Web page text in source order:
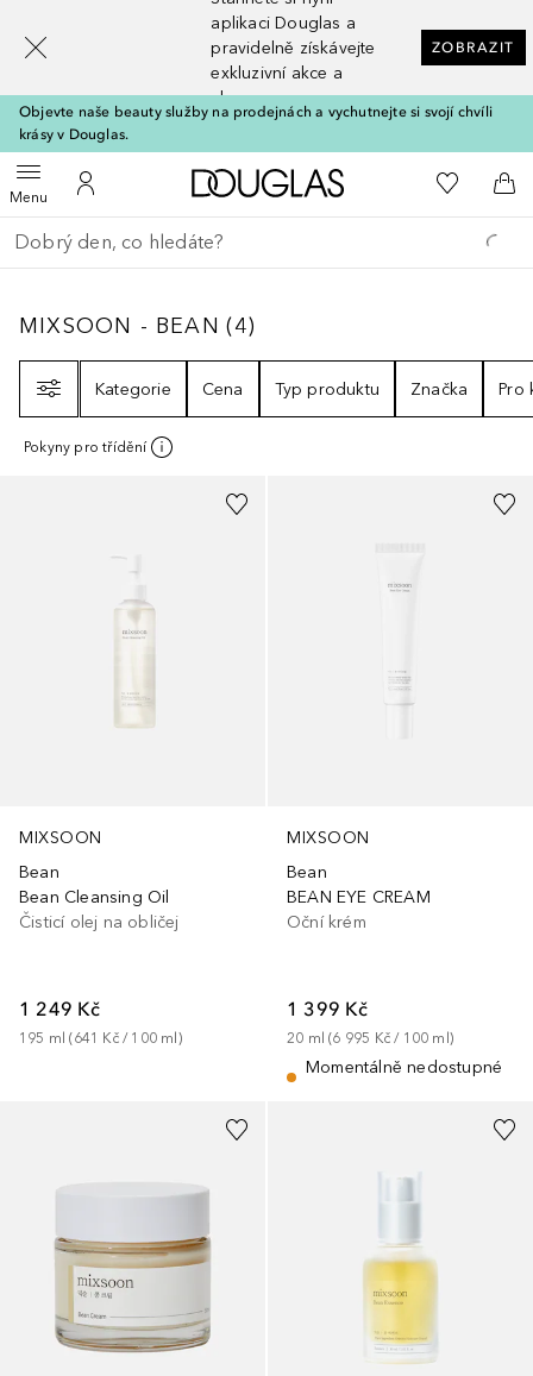
aplikaci Douglas a
pravidelně získávejte
exkluzivní akce a
slevy
ZOBRAZIT
Objevte naše beauty služby na prodejnách a vychutnejte si svojí chvíli
krásy v Douglas.
MenuOtevřít menuK mému účtu
Domů K mému
Do
Vraťte se
Proveďte vyhledávání
MIXSOON - BEAN4
MIXSOON - BEAN (4)
Kategorie
Cena Typ produktu Značka Pro
Pokyny pro třídění
MIXSOON
Bean
Bean Cleansing Oil
Čisticí olej na obličej
1 249 Kč
195 ml (641 Kč / 100 ml )
MIXSOON
Bean
BEAN EYE CREAM
Oční krém
1 399 Kč
20 ml (6 995 Kč / 100 ml )
Momentálně nedostupné
[navigation.slideout.screenreader]